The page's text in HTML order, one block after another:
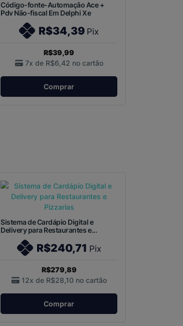
Código-fonte-Automação Ace +
Pdv Não-fiscal Em Delphi Xe
R$34,39 Pix
R$39,99
7x de R$6,42 no cartão
Comprar
Sistema de Cardápio Digital e
Delivery para Restaurantes e...
R$240,71 Pix
R$279,89
12x de R$28,10 no cartão
Comprar